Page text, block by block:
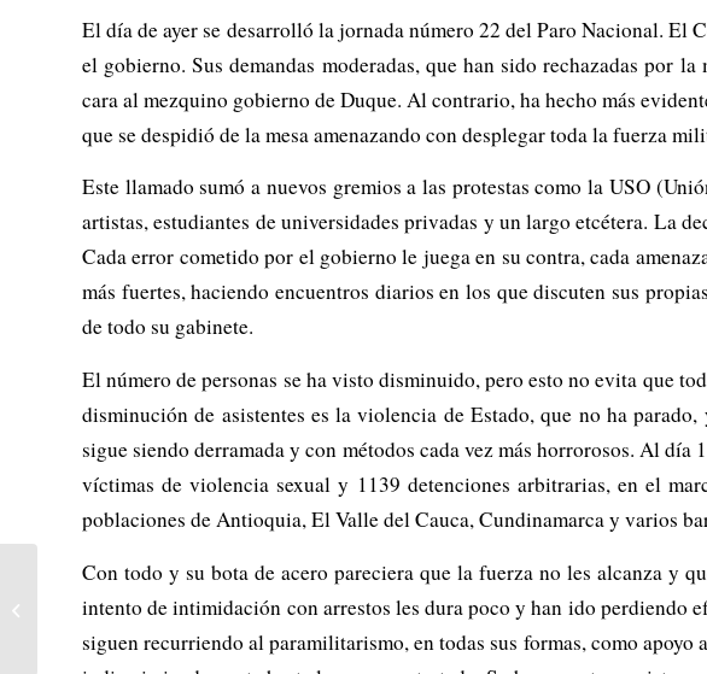
El día de ayer se desarrolló la jornada número 22 del Paro Nacional.
el gobierno. Sus demandas moderadas, que han sido rechazadas por
cara al mezquino gobierno de Duque. Al contrario, ha hecho más
que se despidió de la mesa amenazando con desplegar toda la fuerza
Este llamado sumó a nuevos gremios a las protestas como la USO
artistas, estudiantes de universidades privadas y un largo etcétera. La
Cada error cometido por el gobierno le juega en su contra, cada
más fuertes, haciendo encuentros diarios en los que discuten sus
de todo su gabinete.
El número de personas se ha visto disminuido, pero esto no evita que
disminución de asistentes es la violencia de Estado, que no ha
sigue siendo derramada y con métodos cada vez más horrorosos. Al
víctimas de violencia sexual y 1139 detenciones arbitrarias, en el
poblaciones de Antioquia, El Valle del Cauca, Cundinamarca y varios
Con todo y su bota de acero pareciera que la fuerza no les alcanza y
intento de intimidación con arrestos les dura poco y han ido perdiendo
siguen recurriendo al paramilitarismo, en todas sus formas, como
Pandemia de COVID-19:
patentes y beneficios